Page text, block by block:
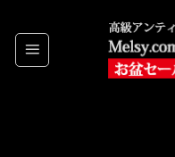
to
content